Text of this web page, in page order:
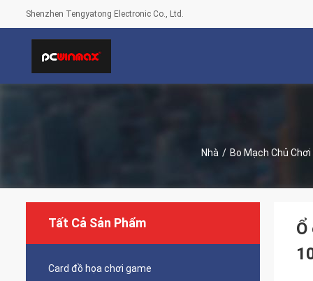
Shenzhen Tengyatong Electronic Co., Ltd.
Nhà / Bo Mạch Chủ Chơi
Tất Cả Sản Phẩm
Card đồ họa chơi game